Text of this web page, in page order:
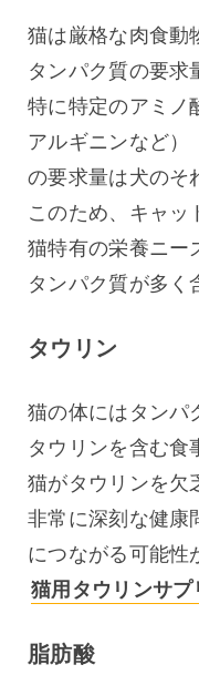
猫は厳格な肉食動
タンパク質の要求
特に特定のアミノ
アルギニンなど）
の要求量は犬のそ
このため、キャッ
猫特有の栄養ニー
タンパク質が多く
タウリン
猫の体にはタンパ
タウリンを含む食
猫がタウリンを欠
非常に深刻な健康
猫用タウリンサプ
脂肪酸